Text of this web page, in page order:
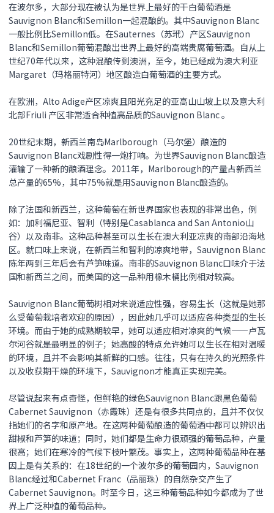
在波尔多，大部分现在被认为是世界上最好的干白葡萄酒是
Sauvignon Blanc和Semillon一起混酿的。其中Sauvignon Blanc
一般比例比Semillon低。在Sauternes（苏玳）产区Sauvignon
Blanc和Semillon葡萄混酿出世界上最好的高端贵腐葡萄酒。自从上
世纪70年代以来，这种混酿传到澳洲，至今，她已经成为澳大利亚
Margaret（玛格丽特河）地区酿造白葡萄酒的主要方式。
在欧洲，Alto Adige产区凉爽且阳光充足的亚高山山坡上以及意大利
北部Friuli 产区非常适合种植高品质的Sauvignon Blanc 。
20世纪末期，新西兰南岛Marlborough（马尔堡）酿造的
Sauvignon Blanc戏剧性得一炮打响。为世界Sauvignon Blanc酿造
灌输了一种新的酿酒理念。2011年，Marlborough的产量占新西兰
总产量的65%，其中75%就是用Sauvignon Blanc酿造的。
除了法国和新西兰，这种葡萄在新世界国家也表现的非常出色，例
如：加利福尼亚、智利（特别是Casablanca and San Antonio山
谷）以及南非。这种品种甚至可以生长在澳大利亚凉爽的南部沿海地
区。就口味上来说，在新西兰和智利的凉爽地带，Sauvignon Blanc
陈年两到三年后会有芦笋味道。南非的Sauvignon Blanc口味介于法
国和新西兰之间，而美国的这一品种用橡木桶比例相对较高。
Sauvignon Blanc葡萄树相对来说适应性强，容易生长（这就是她那
么受葡萄栽培者欢迎的原因），因此她几乎可以适应各种类型的生长
环境。而由于她的成熟期较早，她可以适应相对凉爽的气候——卢瓦
尔河谷就是最明显的例子；她高酸的特点允许她可以生长在相对温暖
的环境，且并不会影响其新鲜的口感。往往，只有在持久的光照条件
以及收获期干燥的环境下，Sauvignon才能真正实现完美。
尽管说起来有点奇怪，但鲜艳的绿色Sauvignon Blanc跟黑色葡萄
Cabernet Sauvignon（赤霞珠）还是有很多共同点的，且并不仅仅
指她们的名字和原产地。在这两种葡萄酿造的葡萄酒中都可以辨识出
甜椒和芦笋的味道；同时，她们都是生命力很顽强的葡萄品种，产量
很高；她们在寒冷的气候下枝叶繁茂。事实上，这两种葡萄品种在基
因上是有关系的：在18世纪的一个波尔多的葡萄园内，Sauvignon
Blanc经过和Cabernet Franc（品丽珠）的自然杂交产生了
Cabernet Sauvignon。时至今日，这三种葡萄品种如今都成为了世
界上广泛种植的葡萄品种。